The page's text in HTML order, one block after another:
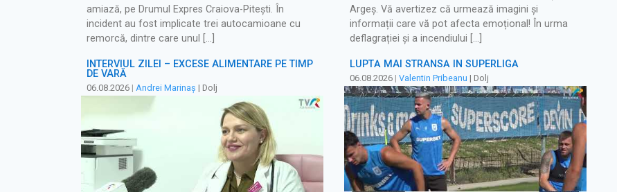
amiază, pe Drumul Expres Craiova-Pitești. În
incident au fost implicate trei autocamioane cu
remorcă, dintre care unul […]
Argeș. Vă avertizez că urmează imagini și
informații care vă pot afecta emoțional! În urma
deflagrației și a incendiului […]
INTERVIUL ZILEI – EXCESE ALIMENTARE PE TIMP
DE VARĂ
06.08.2026 | Andrei Marinaș | Dolj
LUPTĂ MAI STRÂNSĂ ÎN SUPERLIGĂ
06.08.2026 | Valentin Pribeanu | Dolj